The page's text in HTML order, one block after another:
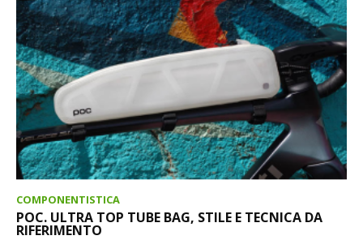
COMPONENTISTICA
POC. ULTRA TOP TUBE BAG, STILE E TECNICA DA
RIFERIMENTO